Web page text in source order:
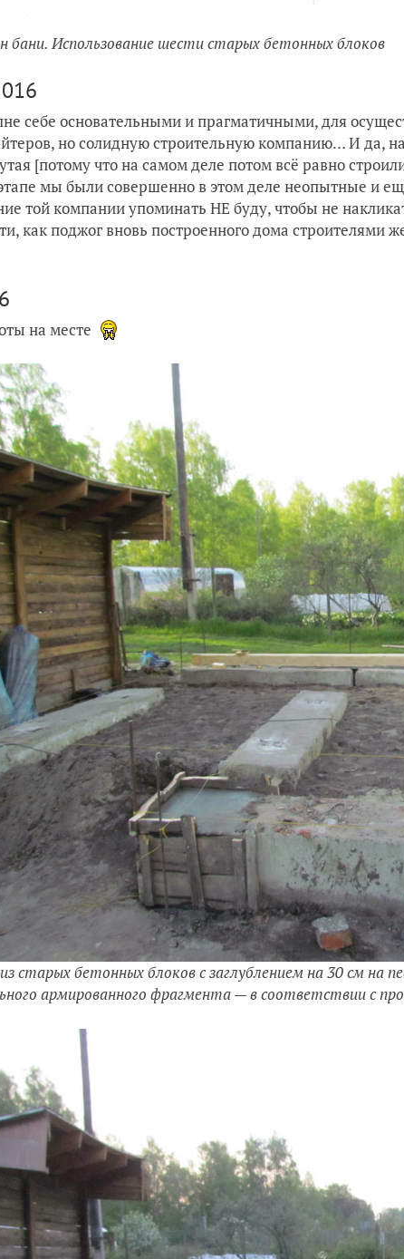
бани. Использование шести старых бетонных блоков
себе основательными и прагматичными, для
но солидную строительную компанию… И да,
[потому что на самом деле потом всё равно
мы были совершенно в этом деле неопытные и
той компании упоминать НЕ буду, чтобы не
как поджог вновь построенного дома строителями
на месте
старых бетонных блоков с заглублением на 30 см на
армированного фрагмента — в соответствии с